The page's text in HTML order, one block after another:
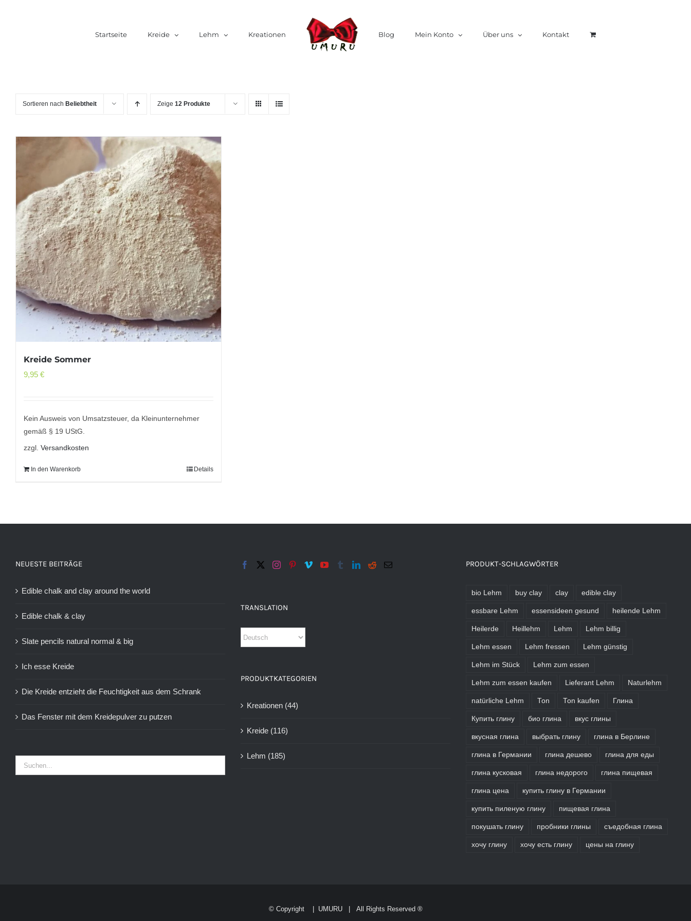
Startseite Kreide Lehm Kreationen Blog Mein Konto Über uns Kontakt
Sortieren nach Beliebtheit Zeige 12 Produkte
Kreide Sommer
9,95 €
Kein Ausweis von Umsatzsteuer, da Kleinunternehmer
gemäß § 19 UStG.
zzgl. Versandkosten
In den Warenkorb Details
NEUESTE BEITRÄGE
Edible chalk and clay around the world
Edible chalk & clay
Slate pencils natural normal & big
Ich esse Kreide
Die Kreide entzieht die Feuchtigkeit aus dem Schrank
Das Fenster mit dem Kreidepulver zu putzen
TRANSLATION
PRODUKTKATEGORIEN
Kreationen (44)
Kreide (116)
Lehm (185)
PRODUKT-SCHLAGWÖRTER
bio Lehm buy clay clay edible clay
essbare Lehm essensideen gesund heilende Lehm
Heilerde Heillehm Lehm Lehm billig
Lehm essen Lehm fressen Lehm günstig
Lehm im Stück Lehm zum essen
Lehm zum essen kaufen Lieferant Lehm Naturlehm
natürliche Lehm Ton Ton kaufen Глина
Купить глину био глина вкус глины
вкусная глина выбрать глину глина в Берлине
глина в Германии глина дешево глина для еды
глина кусковая глина недорого глина пищевая
глина цена купить глину в Германии
купить пиленую глину пищевая глина
покушать глину пробники глины съедобная глина
хочу глину хочу есть глину цены на глину
© Copyright UMURU| All Rights Reserved ®